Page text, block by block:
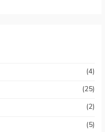
(4)
(25)
(2)
(5)